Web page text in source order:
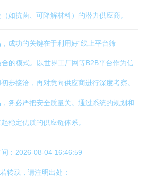
如抗菌、可降解材料）的潜力供应商。
成功的关键在于利用好“线上平台筛
合的模式。以世界工厂网等B2B平台作为信
步接洽，再对意向供应商进行深度考察。
务必严把安全质量关。通过系统的规划和
稳定优质的供应链体系。
间：2026-08-04 16:46:59
转载，请注明出处：